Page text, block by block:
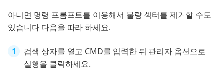
아니면 명령 프롬프트를 이용해서 불량 섹터를 제거할 수도
있습니다 다음을 따라 하세요.
검색 상자를 열고 CMD를 입력한 뒤 관리자 옵션으로
실행을 클릭하세요.